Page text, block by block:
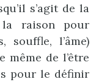
s’agit de la
la raison pour
souffle, l’âme)
même de l’être
pour le définir